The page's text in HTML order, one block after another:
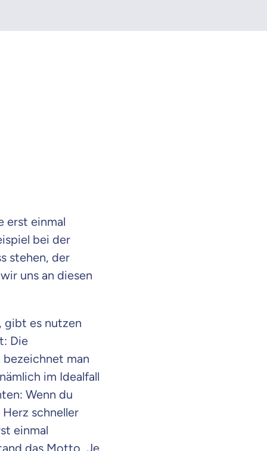
erst einmal
bei der
stehen, der
uns an diesen
gibt es nutzen
Die
man
im Idealfall
Wenn du
schneller
einmal
das Motto „Je